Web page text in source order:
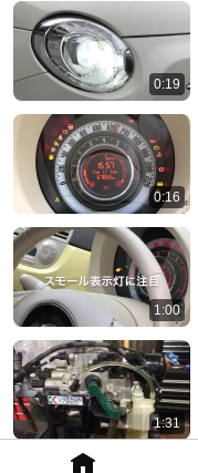
0:19
0:16
1:00
1:31